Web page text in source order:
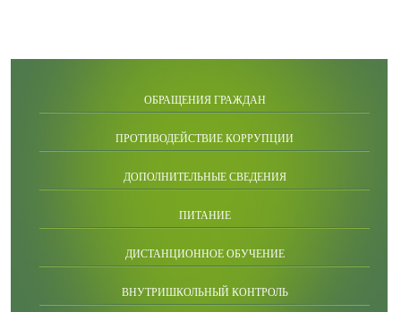
ОБРАЩЕНИЯ ГРАЖДАН
ПРОТИВОДЕЙСТВИЕ КОРРУПЦИИ
ДОПОЛНИТЕЛЬНЫЕ СВЕДЕНИЯ
ПИТАНИЕ
ДИСТАНЦИОННОЕ ОБУЧЕНИЕ
ВНУТРИШКОЛЬНЫЙ КОНТРОЛЬ